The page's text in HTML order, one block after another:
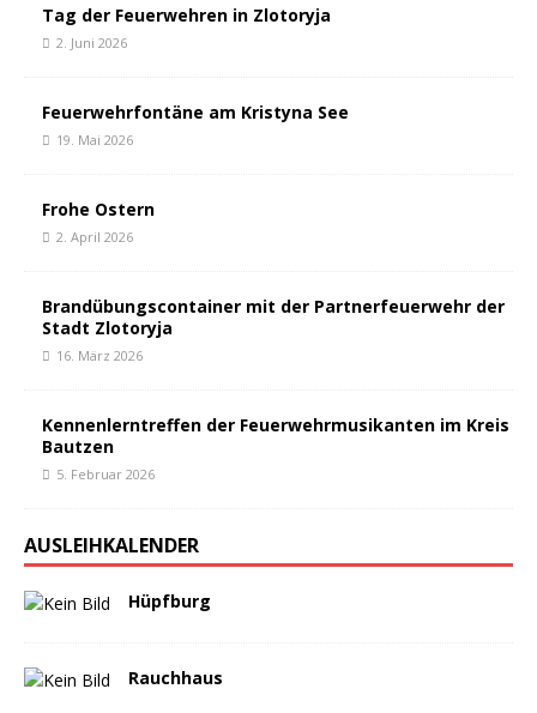
Tag der Feuerwehren in Zlotoryja
2. Juni 2026
Feuerwehrfontäne am Kristyna See
19. Mai 2026
Frohe Ostern
2. April 2026
Brandübungscontainer mit der Partnerfeuerwehr der
Stadt Zlotoryja
16. März 2026
Kennenlerntreffen der Feuerwehrmusikanten im Kreis
Bautzen
5. Februar 2026
AUSLEIHKALENDER
Hüpfburg
Rauchhaus